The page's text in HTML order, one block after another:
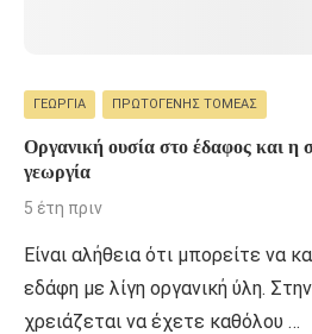
ΓΕΩΡΓΊΑ ΠΡΩΤΟΓΕΝΉΣ ΤΟΜΈΑΣ
Οργανική ουσία στο έδαφος και η
γεωργία
5 έτη πριν
Είναι αλήθεια ότι μπορείτε να
εδάφη με λίγη οργανική ύλη.
χρειάζεται να έχετε καθόλου …